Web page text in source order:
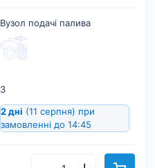
Вузол подачі палива
3
2 дні (11 серпня) при
замовленні до 14:45